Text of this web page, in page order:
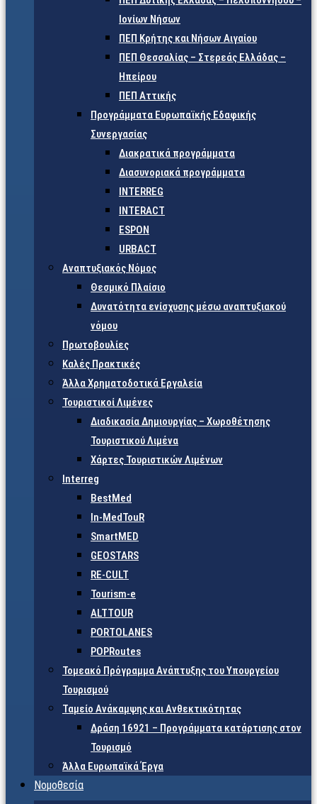
Ιονίων Νήσων
ΠΕΠ Κρήτης και Νήσων Αιγαίου
ΠΕΠ Θεσσαλίας – Στερεάς Ελλάδας –
Ηπείρου
ΠΕΠ Αττικής
Προγράμματα Ευρωπαϊκής Εδαφικής
Συνεργασίας
Διακρατικά προγράμματα
Διασυνοριακά προγράμματα
INTERREG
INTERACT
ESPON
URBACT
Αναπτυξιακός Νόμος
Θεσμικό Πλαίσιο
Δυνατότητα ενίσχυσης μέσω αναπτυξιακού
νόμου
Πρωτοβουλίες
Καλές Πρακτικές
Άλλα Χρηματοδοτικά Εργαλεία
Τουριστικοί Λιμένες
Διαδικασία Δημιουργίας – Χωροθέτησης
Τουριστικού Λιμένα
Χάρτες Τουριστικών Λιμένων
Interreg
BestMed
In-MedTouR
SmartMED
GEOSTARS
RE-CULT
Tourism-e
ALTTOUR
PORTOLANES
POPRoutes
Τομεακό Πρόγραμμα Ανάπτυξης του Υπουργείου
Τουρισμού
Ταμείο Ανάκαμψης και Ανθεκτικότητας
Δράση 16921 – Προγράμματα κατάρτισης στον
Τουρισμό
Άλλα Ευρωπαϊκά Έργα
Νομοθεσία